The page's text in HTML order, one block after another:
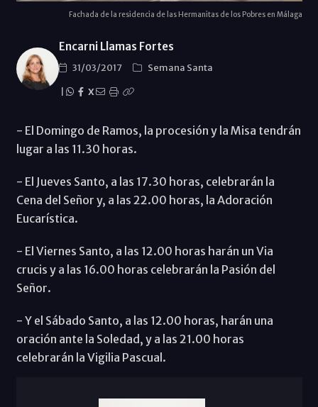
Fachada de la residencia de las Hermanitas de los Pobres en Málaga
Encarni Llamas Fortes
31/03/2017
Semana Santa
X
- El Domingo de Ramos, la procesión y la Misa tendrán
lugar a las 11.30 horas.
- El Jueves Santo, a las 17.30 horas, celebrarán la
Cena del Señor y, a las 22.00 horas, la Adoración
Eucarística.
- El Viernes Santo, a las 12.00 horas harán un Via
crucis y a las 16.00 horas celebrarán la Pasión del
Señor.
- Y el Sábado Santo, a las 12.00 horas, harán una
oración ante la Soledad, y a las 21.00 horas
celebrarán la Vigilia Pascual.